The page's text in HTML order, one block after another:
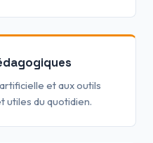
et aux outils
utiles du quotidien.